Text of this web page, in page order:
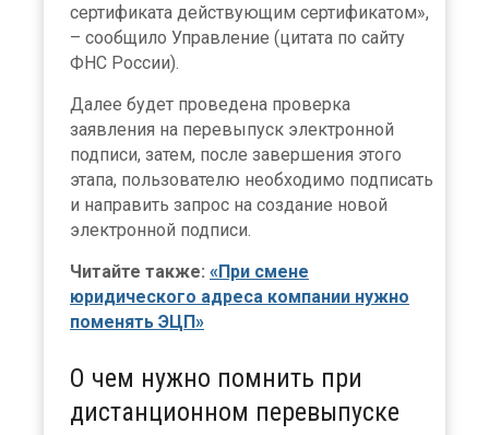
сертификата действующим сертификатом»,
– сообщило Управление (цитата по сайту
ФНС России).
Далее будет проведена проверка
заявления на перевыпуск электронной
подписи, затем, после завершения этого
этапа, пользователю необходимо подписать
и направить запрос на создание новой
электронной подписи.
Читайте также: «При смене
юридического адреса компании нужно
поменять ЭЦП»
О чем нужно помнить при
дистанционном перевыпуске